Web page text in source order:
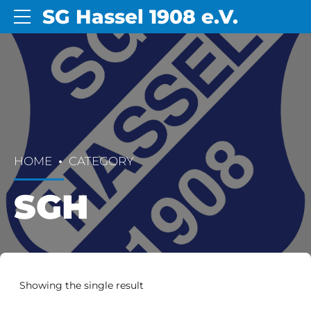
SG Hassel 1908 e.V.
HOME CATEGORY
SGH
Showing the single result